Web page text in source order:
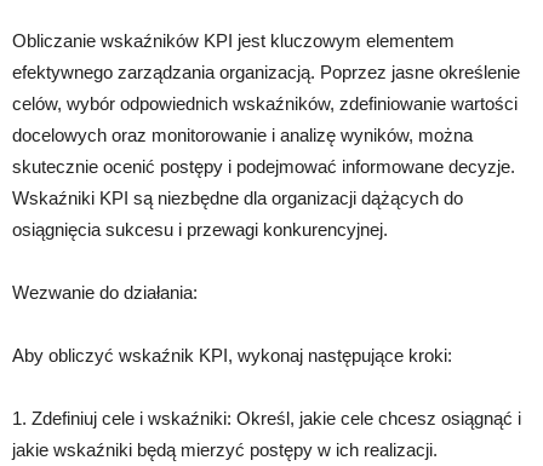
Obliczanie wskaźników KPI jest kluczowym elementem
efektywnego zarządzania organizacją. Poprzez jasne określenie
celów, wybór odpowiednich wskaźników, zdefiniowanie wartości
docelowych oraz monitorowanie i analizę wyników, można
skutecznie ocenić postępy i podejmować informowane decyzje.
Wskaźniki KPI są niezbędne dla organizacji dążących do
osiągnięcia sukcesu i przewagi konkurencyjnej.
Wezwanie do działania:
Aby obliczyć wskaźnik KPI, wykonaj następujące kroki:
1. Zdefiniuj cele i wskaźniki: Określ, jakie cele chcesz osiągnąć i
jakie wskaźniki będą mierzyć postępy w ich realizacji.